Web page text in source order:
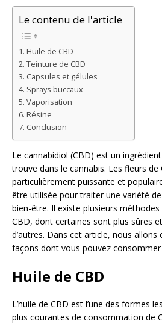
Le contenu de l'article
Huile de CBD
Teinture de CBD
Capsules et gélules
Sprays buccaux
Vaporisation
Résine
Conclusion
Le cannabidiol (CBD) est un
trouve dans le cannabis. Les fleurs
particulièrement puissante et
être utilisée pour traiter une variété
bien-être. Il existe plusieurs méthodes
CBD, dont certaines sont plus sûres
d’autres. Dans cet article, nous
façons dont vous pouvez consommer
Huile de CBD
L’huile de CBD est l’une des formes
plus courantes de consommation de